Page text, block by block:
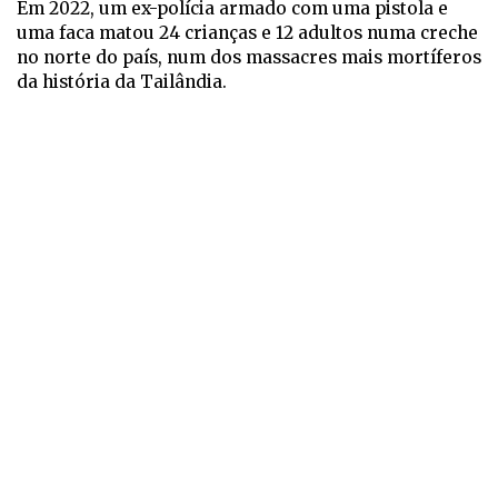
Em 2022, um ex-polícia armado com uma pistola e
uma faca matou 24 crianças e 12 adultos numa creche
no norte do país, num dos massacres mais mortíferos
da história da Tailândia.